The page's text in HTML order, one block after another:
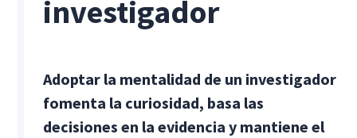
investigador
Adoptar la mentalidad de un investigador
fomenta la curiosidad, basa las
decisiones en la evidencia y mantiene el